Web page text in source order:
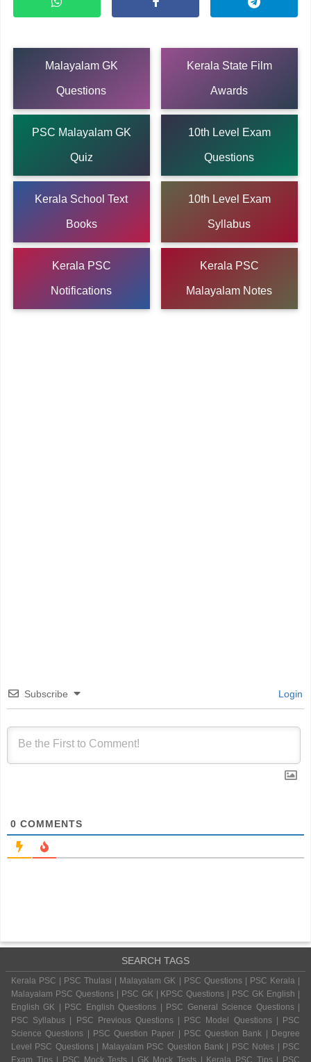
Malayalam GK
Questions
Kerala State Film
Awards
PSC Malayalam GK
Quiz
10th Level Exam
Questions
Kerala School Text
Books
10th Level Exam
Syllabus
Kerala PSC
Notifications
Kerala PSC
Malayalam Notes
Subscribe Login
0 COMMENTS
SEARCH TAGS
Kerala PSC | PSC Thulasi | Malayalam GK | PSC Questions | PSC Kerala |
Malayalam PSC Questions | PSC GK | KPSC Questions | PSC GK English |
English GK | PSC English Questions | PSC General Science Questions |
PSC Syllabus | PSC Previous Questions | PSC Model Questions | PSC
Science Questions | PSC Question Paper | PSC Question Bank | Degree
Level PSC Questions | Malayalam PSC Question Bank | PSC Notes | PSC
Exam Tips | PSC Mock Tests | GK Mock Tests | Kerala PSC Tips | PSC